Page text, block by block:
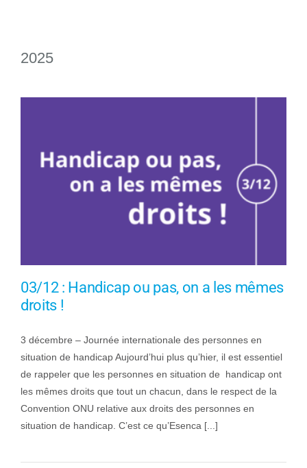
2025
03/12 : Handicap ou pas, on a les mêmes
droits !
3 décembre – Journée internationale des personnes en
situation de handicap Aujourd’hui plus qu’hier, il est essentiel
de rappeler que les personnes en situation de handicap ont
les mêmes droits que tout un chacun, dans le respect de la
Convention ONU relative aux droits des personnes en
situation de handicap. C’est ce qu’Esenca [...]